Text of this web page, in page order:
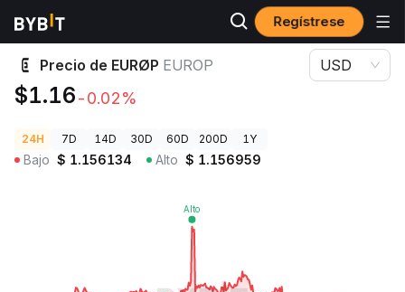
Regístrese
Precios de Criptomonedas Precio de EURØP EUROP
Precio de EURØP EUROP
$1.16-0.02%
USD
24H 7D 14D 30D 60D 200D 1Y
Bajo $ 1.156134 Alto $ 1.156959